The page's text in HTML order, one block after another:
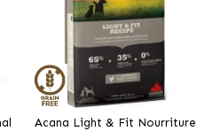
Acana Light & Fit Nourriture